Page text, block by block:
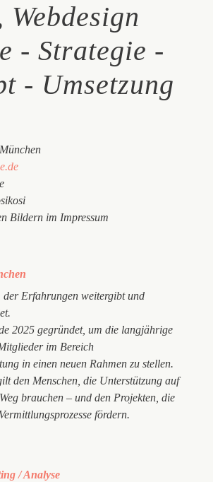
- Strategie -
- Umsetzung
Bildern im Impressum
der Erfahrungen weitergibt und
2025 gegründet, um die langjährige
im Bereich
in einen neuen Rahmen zu stellen.
den Menschen, die Unterstützung auf
brauchen – und den Projekten, die
fördern.
/ Analyse